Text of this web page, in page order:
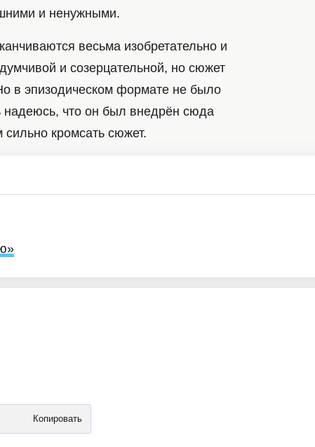
и ненужными.
весьма изобретательно и
и созерцательной, но сюжет
в эпизодическом формате не было
надеюсь, что он был внедрён сюда
кромсать сюжет.
Копировать